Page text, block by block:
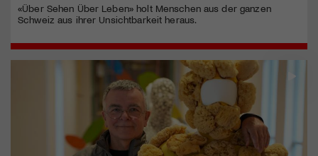
«Über Sehen Über Leben» holt Menschen aus der ganzen
Schweiz aus ihrer Unsichtbarkeit heraus.